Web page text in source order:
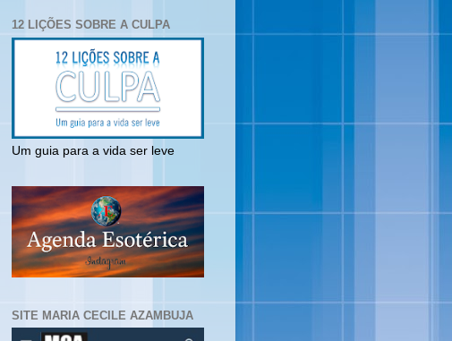
12 LIÇÕES SOBRE A CULPA
Um guia para a vida ser leve
SITE MARIA CECILE AZAMBUJA